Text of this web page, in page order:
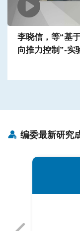
李晓信，等“基
向推力控制”-实
编委最新研究